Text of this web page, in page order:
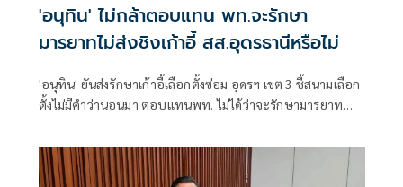
'อนุทิน' ไม่กล้าตอบแทน พท.จะรักษา
มารยาทไม่ส่งชิงเก้าอี้ สส.อุดรธานีหรือไม่
'อนุทิน' ยันส่งรักษาเก้าอี้เลือกตั้งซ่อม อุดรฯ เขต 3 ชี้สนามเลือก
ตั้งไม่มีคำว่านอนมา ตอบแทนพท. ไม่ได้ว่าจะรักษามารยาท